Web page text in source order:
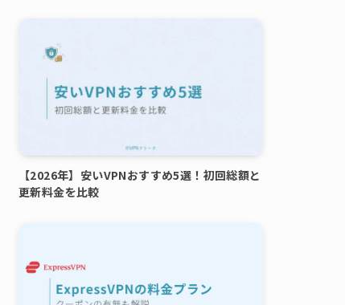
【2026年】安いVPNおすすめ5選！初回総額と
更新料金を比較